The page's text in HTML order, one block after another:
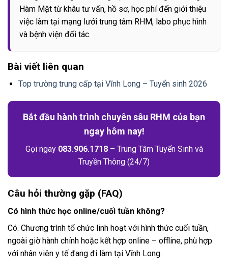
Hàm Mặt từ khâu tư vấn, hồ sơ, học phí đến giới thiệu
việc làm tại mạng lưới trung tâm RHM, labo phục hình
và bệnh viện đối tác.
Bài viết liên quan
Top trường trung cấp tại Vĩnh Long – Tuyển sinh 2026
Bắt đầu hành trình chuyên sâu RHM của bạn
ngay hôm nay!
Gọi ngay 083.906.1718– Trung Tâm Tuyển Sinh và
Truyền Thông (24/7)
Câu hỏi thường gặp (FAQ)
Có hình thức học online/cuối tuần không?
Có. Chương trình tổ chức linh hoạt với hình thức cuối tuần,
ngoài giờ hành chính hoặc kết hợp online – offline, phù hợp
với nhân viên y tế đang đi làm tại Vĩnh Long.